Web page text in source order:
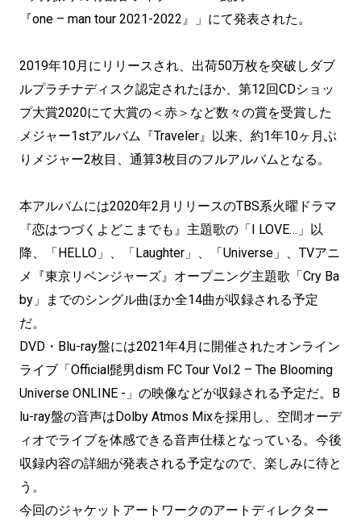
『one – man tour 2021-2022』」にて発表された。
2019年10月にリリースされ、出荷50万枚を突破しダブ
ルプラチナディスク認定されたほか、第12回CDショッ
プ大賞2020にて大賞の＜赤＞など数々の賞を受賞した
メジャー1stアルバム『Traveler』以来、約1年10ヶ月ぶ
りメジャー2枚目、通算3枚目のフルアルバムとなる。
本アルバムには2020年2月リリースのTBS系火曜ドラマ
『恋はつづくよどこまでも』主題歌の「I LOVE…」以
降、「HELLO」、「Laughter」、「Universe」、TVアニ
メ『東京リベンジャーズ』オープニング主題歌「Cry Ba
by」までのシングル曲ほか全14曲が収録される予定
だ。
DVD・Blu-ray盤には2021年4月に開催されたオンライン
ライブ「Official髭男dism FC Tour Vol.2 – The Blooming
Universe ONLINE -」の映像などが収録される予定だ。B
lu-ray盤の音声はDolby Atmos Mixを採用し、空間オーデ
ィオでライブを体感できる音声仕様となっている。今後
収録内容の詳細が発表される予定なので、楽しみに待と
う。
今回のジャケットアートワークのアートディレクター